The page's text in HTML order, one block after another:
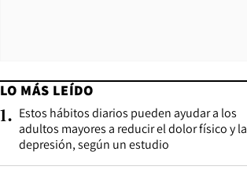
LO MÁS LEÍDO
1. Estos hábitos diarios pueden ayudar a los
adultos mayores a reducir el dolor físico y la
depresión, según un estudio